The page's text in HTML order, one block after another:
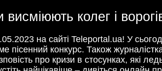
колег і
на сайті Teleportal.ua! У
пісенний конкурс. Також
про кризи в стосунках, які